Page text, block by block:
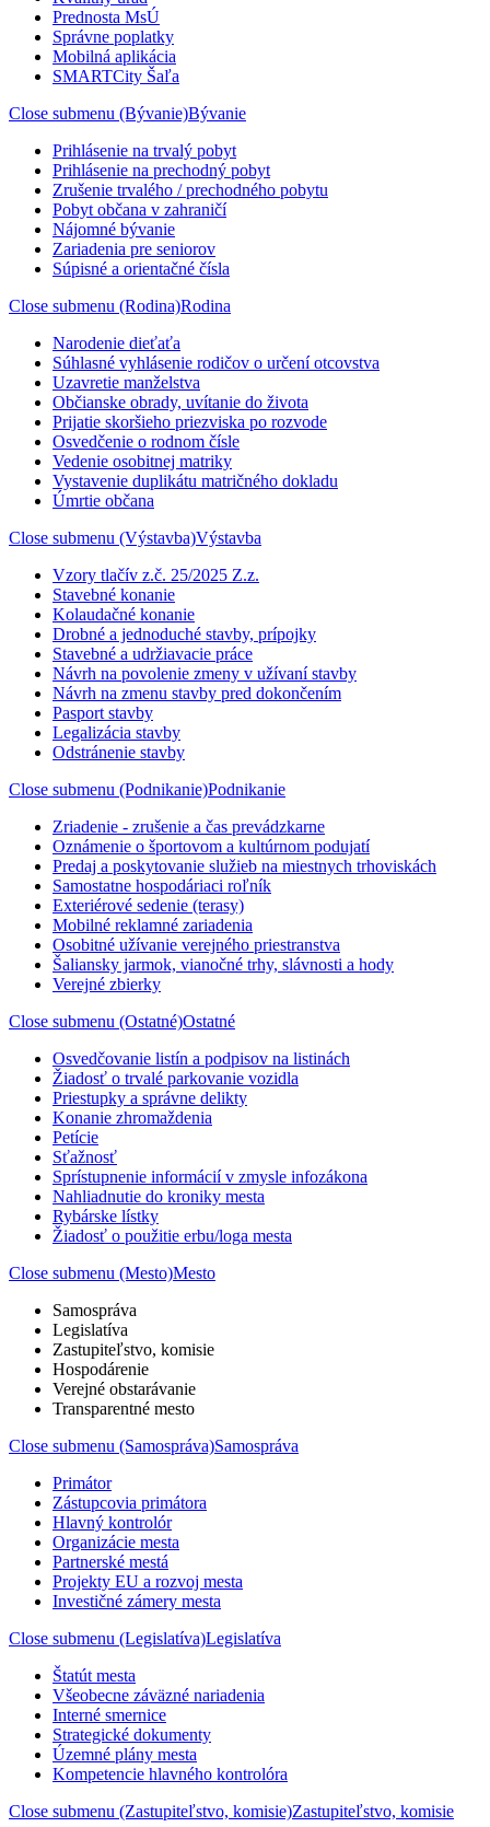
Prednosta MsÚ
Správne poplatky
Mobilná aplikácia
SMARTCity Šaľa
Close submenu (Bývanie)Bývanie
Prihlásenie na trvalý pobyt
Prihlásenie na prechodný pobyt
Zrušenie trvalého / prechodného pobytu
Pobyt občana v zahraničí
Nájomné bývanie
Zariadenia pre seniorov
Súpisné a orientačné čísla
Close submenu (Rodina)Rodina
Narodenie dieťaťa
Súhlasné vyhlásenie rodičov o určení otcovstva
Uzavretie manželstva
Občianske obrady, uvítanie do života
Prijatie skoršieho priezviska po rozvode
Osvedčenie o rodnom čísle
Vedenie osobitnej matriky
Vystavenie duplikátu matričného dokladu
Úmrtie občana
Close submenu (Výstavba)Výstavba
Vzory tlačív z.č. 25/2025 Z.z.
Stavebné konanie
Kolaudačné konanie
Drobné a jednoduché stavby, prípojky
Stavebné a udržiavacie práce
Návrh na povolenie zmeny v užívaní stavby
Návrh na zmenu stavby pred dokončením
Pasport stavby
Legalizácia stavby
Odstránenie stavby
Close submenu (Podnikanie)Podnikanie
Zriadenie - zrušenie a čas prevádzkarne
Oznámenie o športovom a kultúrnom podujatí
Predaj a poskytovanie služieb na miestnych trhoviskách
Samostatne hospodáriaci roľník
Exteriérové sedenie (terasy)
Mobilné reklamné zariadenia
Osobitné užívanie verejného priestranstva
Šaliansky jarmok, vianočné trhy, slávnosti a hody
Verejné zbierky
Close submenu (Ostatné)Ostatné
Osvedčovanie listín a podpisov na listinách
Žiadosť o trvalé parkovanie vozidla
Priestupky a správne delikty
Konanie zhromaždenia
Petície
Sťažnosť
Sprístupnenie informácií v zmysle infozákona
Nahliadnutie do kroniky mesta
Rybárske lístky
Žiadosť o použitie erbu/loga mesta
Close submenu (Mesto)Mesto
Samospráva
Legislatíva
Zastupiteľstvo, komisie
Hospodárenie
Verejné obstarávanie
Transparentné mesto
Close submenu (Samospráva)Samospráva
Primátor
Zástupcovia primátora
Hlavný kontrolór
Organizácie mesta
Partnerské mestá
Projekty EU a rozvoj mesta
Investičné zámery mesta
Close submenu (Legislatíva)Legislatíva
Štatút mesta
Všeobecne záväzné nariadenia
Interné smernice
Strategické dokumenty
Územné plány mesta
Kompetencie hlavného kontrolóra
Close submenu (Zastupiteľstvo, komisie)Zastupiteľstvo, komisie